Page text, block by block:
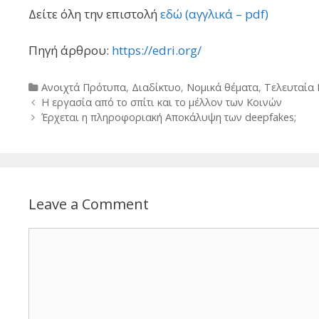
Δείτε όλη την επιστολή εδώ (αγγλικά – pdf)
Πηγή άρθρου: https://edri.org/
Categories
Ανοιχτά Πρότυπα, Διαδίκτυο, Νομικά θέματα, Τελευταία
Post
navigation
Η εργασία από το σπίτι και το μέλλον των Κοινών
Έρχεται η πληροφοριακή Αποκάλυψη των deepfakes;
Leave a Comment